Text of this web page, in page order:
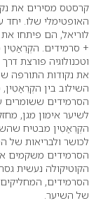
קרסטס מסירים את
האופטימלי שלו.
+ סרמידים. הקְרֵאַטִין
וטכנולוגיה פורצת
את נקודות התורפה
השילוב בין
הסרמידים ששומרים
לשיער אימון מגן,
הקְרֵאַטִין מבטיח
לכושר ולבריאות של
הסרמידים משקמים
הקוטיקולה נעשית
הסרמידים,
של השיער.